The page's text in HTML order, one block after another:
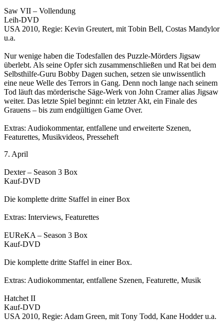
Saw VII – Vollendung
Leih-DVD
USA 2010, Regie: Kevin Greutert, mit Tobin Bell, Costas Mandylor
u.a.
Nur wenige haben die Todesfallen des Puzzle-Mörders Jigsaw
überlebt. Als seine Opfer sich zusammenschließen und Rat bei dem
Selbsthilfe-Guru Bobby Dagen suchen, setzen sie unwissentlich
eine neue Welle des Terrors in Gang. Denn noch lange nach seinem
Tod läuft das mörderische Säge-Werk von John Cramer alias Jigsaw
weiter. Das letzte Spiel beginnt: ein letzter Akt, ein Finale des
Grauens – bis zum endgültigen Game Over.
Extras: Audiokommentar, entfallene und erweiterte Szenen,
Featurettes, Musikvideos, Presseheft
7. April
Dexter – Season 3 Box
Kauf-DVD
Die komplette dritte Staffel in einer Box
Extras: Interviews, Featurettes
EUReKA – Season 3 Box
Kauf-DVD
Die komplette dritte Staffel in einer Box.
Extras: Audiokommentar, entfallene Szenen, Featurette, Musik
Hatchet II
Kauf-DVD
USA 2010, Regie: Adam Green, mit Tony Todd, Kane Hodder u.a.